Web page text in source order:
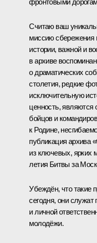
фронтовыми
Считаю ваш
миссию сбережения
истории, важной и
в архиве
о драматических
столетия, редкие
исключительную
ценность, являются
бойцов и
к Родине,
публикация архива
из ключевых, ярких
летия Битвы за
Убеждён, что такие
сегодня, они служат
и личной
молодёжи.